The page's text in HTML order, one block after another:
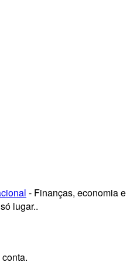
- Finanças, economia e
lugar..